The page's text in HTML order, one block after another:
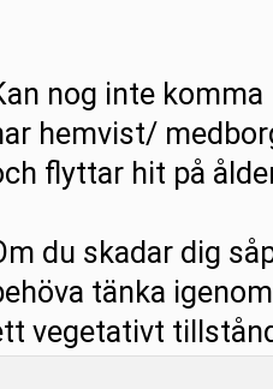
nog inte
hemvist/
flyttar hit på
du skadar dig
tänka
vegetativt